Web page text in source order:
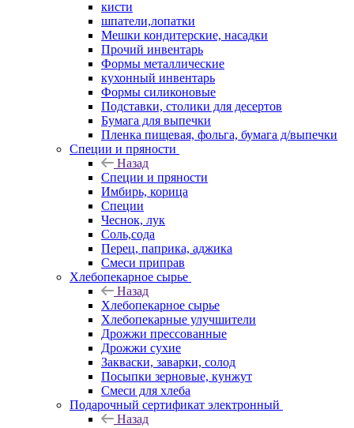
кисти
шпатели,лопатки
Мешки кондитерские, насадки
Прочий инвентарь
Формы металлические
кухонный инвентарь
Формы силиконовые
Подставки, столики для десертов
Бумага для выпечки
Пленка пищевая, фольга, бумага д/выпечки
Специи и пряности
Назад
Специи и пряности
Имбирь, корица
Специи
Чеснок, лук
Соль,сода
Перец, паприка, аджика
Смеси приправ
Хлебопекарное сырье
Назад
Хлебопекарное сырье
Хлебопекарные улучшители
Дрожжи прессованные
Дрожжи сухие
Закваски, заварки, солод
Посыпки зерновые, кунжут
Смеси для хлеба
Подарочный сертификат электронный
Назад